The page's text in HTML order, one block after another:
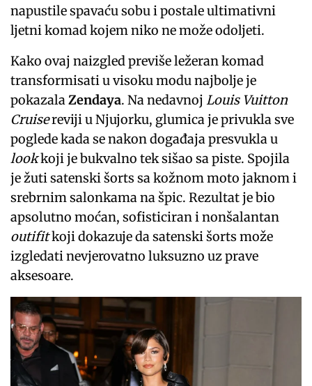
napustile spavaću sobu i postale ultimativni
ljetni komad kojem niko ne može odoljeti.
Kako ovaj naizgled previše ležeran komad
transformisati u visoku modu najbolje je
pokazalaZendaya. Na nedavnojLouis Vuitton
Cruisereviji u Njujorku, glumica je privukla sve
poglede kada se nakon događaja presvukla u
lookkoji je bukvalno tek sišao sa piste. Spojila
je žuti satenski šorts sa kožnom moto jaknom i
srebrnim salonkama na špic. Rezultat je bio
apsolutno moćan, sofisticiran i nonšalantan
outifitkoji dokazuje da satenski šorts može
izgledati nevjerovatno luksuzno uz prave
aksesoare.